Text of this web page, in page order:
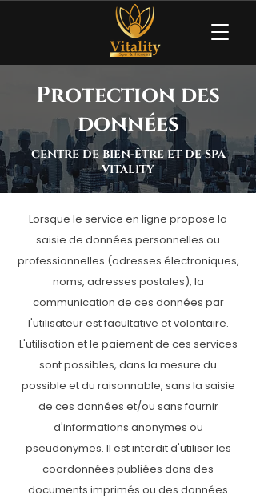
Protection des
données
CENTRE DE BIEN-ÊTRE ET DE SPA
VITALITY
Lorsque le service en ligne propose la
saisie de données personnelles ou
professionnelles (adresses électroniques,
noms, adresses postales), la
communication de ces données par
l'utilisateur est facultative et volontaire.
L'utilisation et le paiement de ces services
sont possibles, dans la mesure du
possible et du raisonnable, sans la saisie
de ces données et/ou sans fournir
d'informations anonymes ou
pseudonymes. Il est interdit d'utiliser les
coordonnées publiées dans des
documents imprimés ou des données